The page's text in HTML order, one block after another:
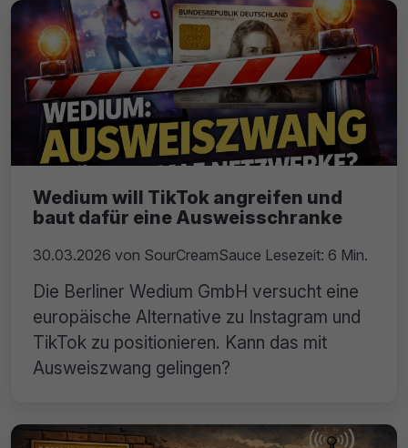
Wedium will TikTok angreifen und
baut dafür eine Ausweisschranke
30.03.2026 von SourCreamSauce Lesezeit: 6 Min.
Die Berliner Wedium GmbH versucht eine
europäische Alternative zu Instagram und
TikTok zu positionieren. Kann das mit
Ausweiszwang gelingen?